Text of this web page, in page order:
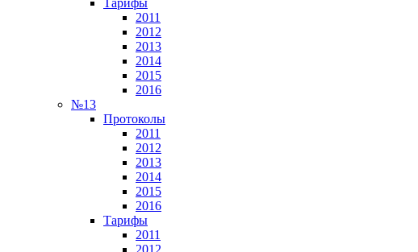
Тарифы
2011
2012
2013
2014
2015
2016
№13
Протоколы
2011
2012
2013
2014
2015
2016
Тарифы
2011
2012